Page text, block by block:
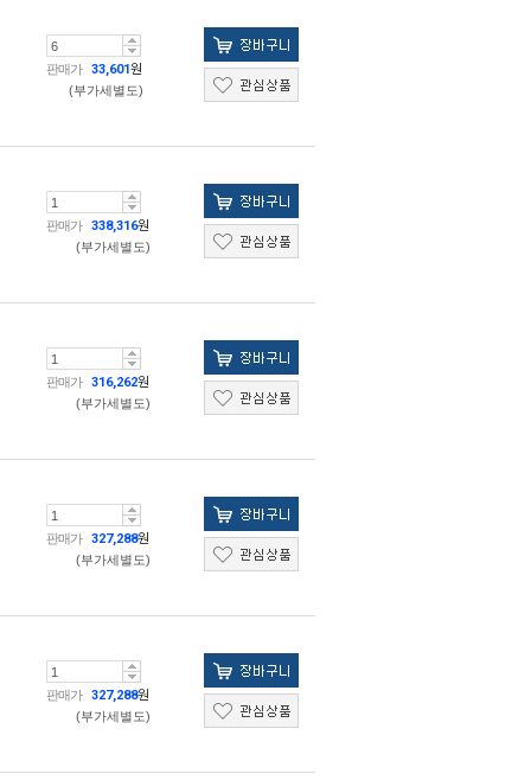
판매가 33,601원
(부가세별도)
판매가 338,316원
(부가세별도)
판매가 316,262원
(부가세별도)
판매가 327,288원
(부가세별도)
판매가 327,288원
(부가세별도)